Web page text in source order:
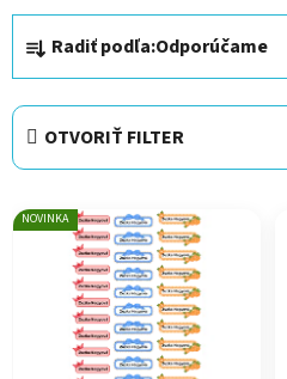
R
a
d
e
n
e
Radiť podľa:Odporúčame
OTVORIŤ FILTER
V
ý
NOVINKA